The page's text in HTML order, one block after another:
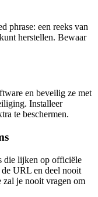
phrase: een reeks van
herstellen. Bewaar
en beveilig ze met
Installeer
te beschermen.
die lijken op officiële
URL en deel nooit
zal je nooit vragen om